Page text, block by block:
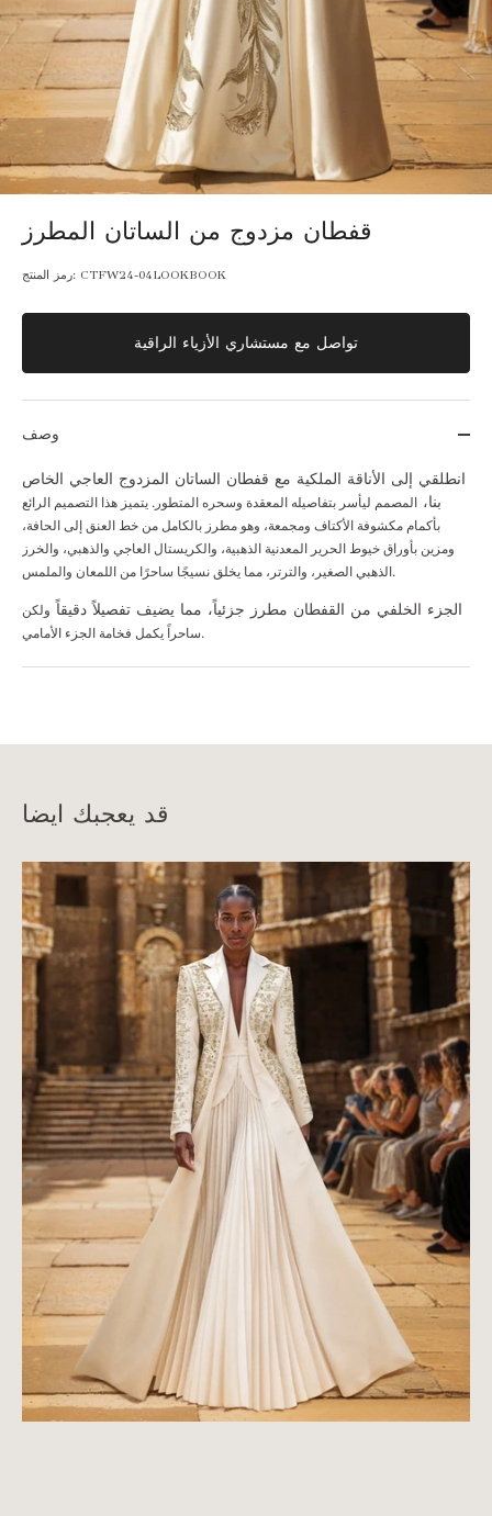
قفطان مزدوج من الساتان المطرز
رمز المنتج: CTFW24-04LOOKBOOK
تواصل مع مستشاري الأزياء الراقية
وصف
انطلقي إلى الأناقة الملكية مع قفطان الساتان المزدوج العاجي الخاص
بنا، المصمم ليأسر بتفاصيله المعقدة وسحره المتطور. يتميز هذا التصميم الرائع
بأكمام مكشوفة الأكتاف ومجمعة، وهو مطرز بالكامل من خط العنق إلى الحافة،
ومزين بأوراق خيوط الحرير المعدنية الذهبية، والكريستال العاجي والذهبي، والخرز
الذهبي الصغير، والترتر، مما يخلق نسيجًا ساحرًا من اللمعانوالملمس.
الجزء الخلفي من القفطان مطرز جزئياً، مما يضيف تفصيلاً دقيقاً ولكن
ساحراً يكمل فخامة الجزء الأمامي.
قد يعجبك ايضا